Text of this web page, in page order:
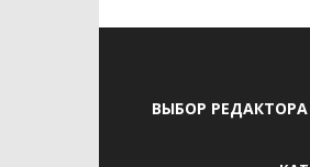
ВЫБОР РЕДАКТОРА